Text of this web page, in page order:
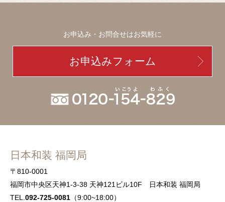
お申込み・お問合せはお気軽に
お申込みフォーム
日本和装 福岡局
〒810-0001
福岡市中央区天神1-3-38 天神121ビル10F 日本和装 福岡局
TEL. 092-725-0081 （9:00~18:00）